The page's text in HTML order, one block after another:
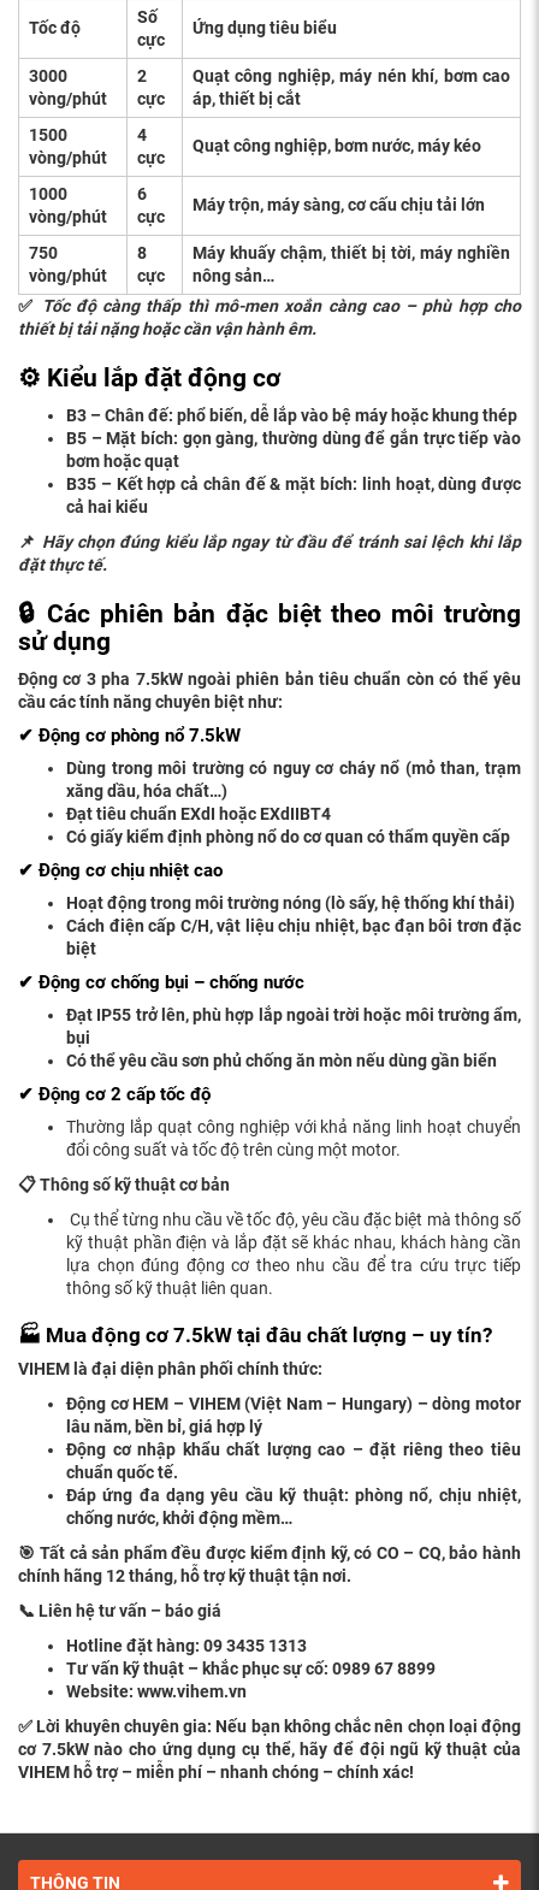
Tốcđộ
Số
cực
Ứng dụng tiêu biểu
3000
vòng/phút
2
cực
Quạt công nghiệp, máy nén khí, bơm cao
áp, thiết bị cắt
1500
vòng/phút
4
cực
Quạt công nghiệp, bơm nước, máy kéo
1000
vòng/phút
6
cực
Máy trộn, máy sàng, cơcấu chịu tải l ớn
750
vòng/phút
8
cực
Máy khuấy chậm, thiết bị tời, máy nghiền
nông sản…
✅
Tốc độcàng thấp thì mô-men xoắn càng cao – phù hợp cho
thiết bịtải nặng hoặc cần vận hành êm.
⚙️ Kiểu l ắp đặt động cơ
B3 – Chân đế: phổ biến, dễ ắp vào bệmáy hoặc khung thép
B5 – Mặt bích: gọn gàng, thường dùngđể gắn trực tiếp vào
bơm hoặc quạt
B35 – Kết hợp cả chân đế& mặt bích: linh hoạt, dùngđược
cả hai kiểu
📌 Hãy chọn đúng kiểu lắp ngay từ đầu đểtránh sai lệch khi lắp
đặt thực tế.
🔒 Các phiên bản đặc biệt theo môi trường
sửd ụng
Động cơ3 pha 7.5kW ngoài phiên bản tiêu chuẩn còn có thểyêu
cầu các tính năng chuyên biệt như:
✔Động cơ phòng nổ7.5kW
Dùng trong môi trường có nguy cơcháy nổ (mỏ than, trạm
xăng dầu, hóa chất…)
Đạt tiêu chuẩn EXdI hoặc EXdIIBT4
Có giấy kiểmđịnh phòng nổdo cơquan có thẩm quyền cấp
✔Động cơ chịu nhiệt cao
Hoạtđộng trong môi trường nóng (lò sấy, hệthống khí thải)
Cách điện cấp C/H, vật liệu chịu nhiệt, bạc đạn bôi trơn đặc
biệt
✔Động cơ chống bụi – chống nước
Đạt IP55 trởlên, phù hợp l ắp ngoài trời hoặc môi trườngẩm,
bụi
Có thểyêu cầu sơn phủ chốngăn mòn nếu dùng gần biển
✔Động cơ 2 cấp tốc độ
Thường lắp quạt công nghiệp với khả năng linh hoạt chuyển
đổi công suất và tốc độ trên cùng một motor.
📋 Thông số kỹthuật cơbản
Cụ thể từng nhu cầu về tốc độ, yêu cầu đặc biệt mà thông số
kỹ thuật phần điện và lắp đặt sẽ khác nhau, khách hàng cần
lựa chọn đúng động cơ theo nhu cầu để tra cứu trực tiếp
thông số kỹ thuật liên quan.
🏭 Mua động cơ 7.5kW tại đâu chất l ượng – uy tín?
VIHEM là đại diện phân phối chính thức:
Động cơHEM – VIHEM (Việt Nam – Hungary) – dòng motor
lâu năm, bền bỉ, giá hợp lý
Động cơnhập khẩu chất l ượng cao –đặt riêng theo tiêu
chuẩn quốc tế.
Đápứng đa dạng yêu cầu kỹ thuật: phòng nổ, chịu nhiệt,
chống nước, khởi động mềm…
🎯 Tất cả sản phẩmđều được kiểmđịnh kỹ, có CO – CQ, bảo hành
chính hãng 12 tháng, hỗtrợkỹthuật tận nơi.
📞 Liên hệtưvấn – báo giá
Hotlineđặt hàng: 09 3435 1313
Tưvấn kỹthuật – khắc phục sựcố: 0989 67 8899
Website: www.vihem.vn
✅ Lời khuyên chuyên gia: Nếu bạn không chắc nên chọn loạiđộng
cơ7.5kW nào cho ứng dụng cụ thể, hãy để đội ngũ kỹthuật của
VIHEM hỗtrợ– miễn phí – nhanh chóng – chính xác!
THÔNG TIN